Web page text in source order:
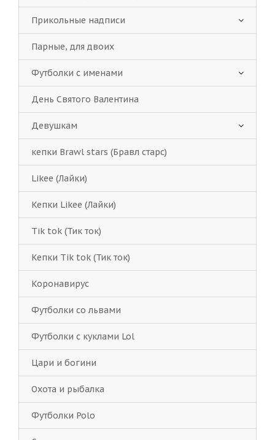
Прикольные надписи
Парные, для двоих
Футболки с именами
День Святого Валентина
Девушкам
кепки Brawl stars (Бравл старс)
Likee (Лайки)
Кепки Likee (Лайки)
Tik tok (Тик ток)
Кепки Tik tok (Тик ток)
Коронавирус
Футболки со львами
Футболки с куклами Lol
Цари и богини
Охота и рыбалка
Футболки Polo